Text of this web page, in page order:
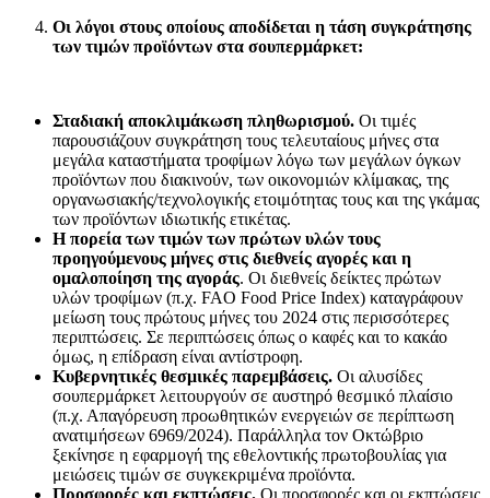
Οι λόγοι στους οποίους αποδίδεται η τάση συγκράτησης
των τιμών προϊόντων στα σουπερμάρκετ:
Σταδιακή αποκλιμάκωση πληθωρισμού. Οι τιμές
παρουσιάζουν συγκράτηση τους τελευταίους μήνες στα
μεγάλα καταστήματα τροφίμων λόγω των μεγάλων όγκων
προϊόντων που διακινούν, των οικονομιών κλίμακας, της
οργανωσιακής/τεχνολογικής ετοιμότητας τους και της γκάμας
των προϊόντων ιδιωτικής ετικέτας.
Η πορεία των τιμών των πρώτων υλών τους
προηγούμενους μήνες στις διεθνείς αγορές και η
ομαλοποίηση της αγοράς. Οι διεθνείς δείκτες πρώτων
υλών τροφίμων (π.χ. FAO Food Price Index) καταγράφουν
μείωση τους πρώτους μήνες του 2024 στις περισσότερες
περιπτώσεις. Σε περιπτώσεις όπως ο καφές και το κακάο
όμως, η επίδραση είναι αντίστροφη.
Κυβερνητικές θεσμικές παρεμβάσεις. Οι αλυσίδες
σουπερμάρκετ λειτουργούν σε αυστηρό θεσμικό πλαίσιο
(π.χ. Απαγόρευση προωθητικών ενεργειών σε περίπτωση
ανατιμήσεων 6969/2024). Παράλληλα τον Οκτώβριο
ξεκίνησε η εφαρμογή της εθελοντικής πρωτοβουλίας για
μειώσεις τιμών σε συγκεκριμένα προϊόντα.
Προσφορές και εκπτώσεις. Οι προσφορές και οι εκπτώσεις